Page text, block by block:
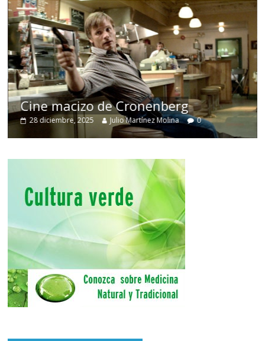
Cine macizo de Cronenberg
28 diciembre, 2025 Julio Martínez Molina 0